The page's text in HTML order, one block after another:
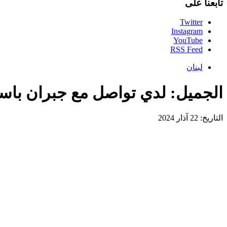
تابعنا على
Twitter
Instagram
YouTube
RSS Feed
لبنان
الجميل: لدي تواصل مع جبران
التاريخ: 22 آذار 2024